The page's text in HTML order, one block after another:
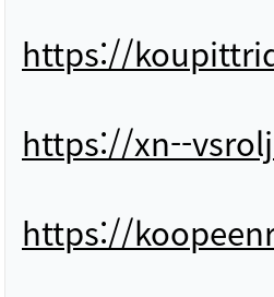
https://
https://xn--
https://